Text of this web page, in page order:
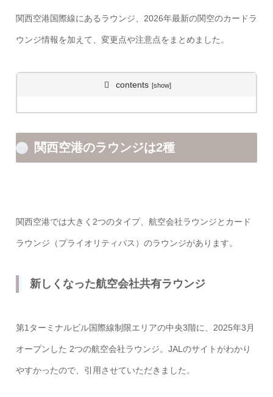
関西空港国際線にあるラウンジ、2026年最新の関空のカードラ
ウンジ情報を加えて、変更点や注意点をまとめました。
contents
関西空港のラウンジは2種
関西空港では大きく2つのタイプ、航空会社ラウンジとカード
ラウンジ（プライオリティパス）のラウンジがあります。
新しくなった航空会社共有ラウンジ
第1ターミナルビル国際線制限エリアの中央3階に、2025年3月
オープンした 2つの航空会社ラウンジ。JALのサイトがわかり
やすかったので、引用させていただきました。